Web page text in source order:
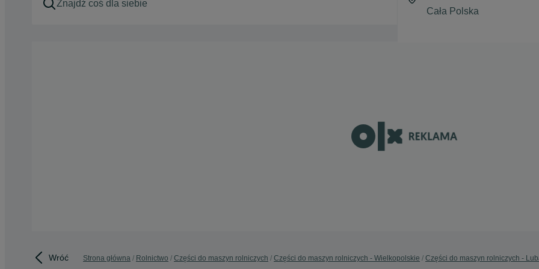
Wróć Strona główna Rolnictwo Części do maszyn rolniczych Części do maszyn rolniczych - Wielkopolskie Części do maszyn rolniczych -